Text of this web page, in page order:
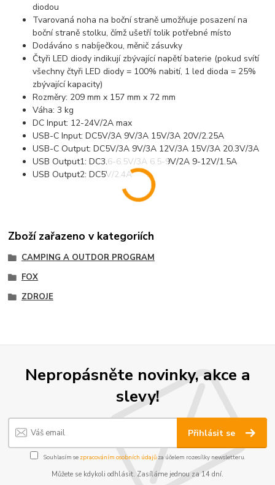
diodou
Tvarovaná noha na boční straně umožňuje posazení na
boční straně stolku, čímž ušetří tolik potřebné místo
Dodáváno s nabíječkou, měnič zásuvky
Čtyři LED diody indikují zbývající napětí baterie (pokud svítí
všechny čtyři LED diody = 100% nabití, 1 led dioda = 25%
zbývající kapacity)
Rozměry: 209 mm x 157 mm x 72 mm
Váha: 3 kg
DC Input: 12-24V/2A max
USB-C Input: DC5V/3A 9V/3A 15V/3A 20V/2.25A
USB-C Output: DC5V/3A 9V/3A 12V/3A 15V/3A 20.3V/3A
USB Output1: DC3.6-6.5V/3A 6.5-9V/2A 9-12V/1.5A
USB Output2: DC5V/2.4A
Zboží zařazeno v kategoriích
CAMPING A OUTDOR PROGRAM
FOX
ZDROJE
Nepropásněte novinky, akce a
slevy!
Přihlásit se
Souhlasím se zpracováním osobních údajůza účelem rozesílky newsletteru.
Můžete se kdykoli odhlásit. Zasíláme jednou za 14 dní.